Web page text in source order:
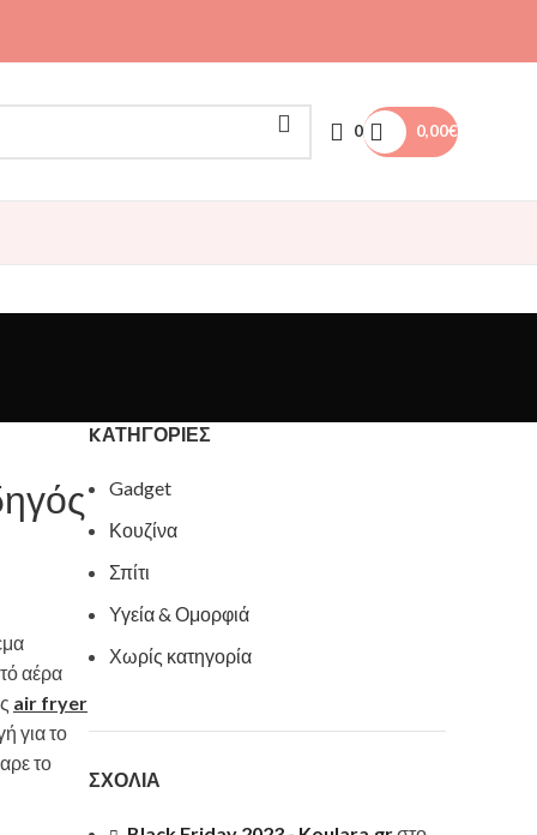
0 0,00€
αέρα
air fryer
για το
το
KΑΤΗΓΟΡΊΕΣ
Gadget
Κουζίνα
Σπίτι
Υγεία & Ομορφιά
Χωρίς κατηγορία
ΣΧΌΛΙΑ